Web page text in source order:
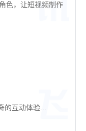
色，让短视频制作
互动体验...